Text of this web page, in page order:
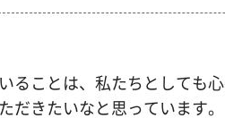
ることは、私たちとしても
きたいなと思っています。